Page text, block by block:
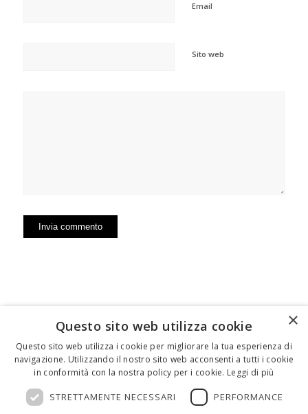
Email
Sito web
FEDERICO MOTTA EDITORE
02 300761–info@mottaeditore.it– 08233380966 –
×
Questo sito web utilizza cookie
Questo sito web utilizza i cookie per migliorare la tua esperienza di
navigazione. Utilizzando il nostro sito web acconsenti a tutti i cookie
in conformità con la nostra policy per i cookie. Leggi di più
STRETTAMENTE NECESSARI PERFORMANCE